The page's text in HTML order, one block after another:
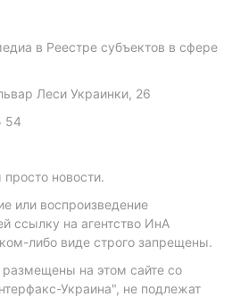
в Реестре субъектов в сфере
Леси Украинки, 26
54
новости.
или воспроизведение
ссылку на агентство ИнА
либо виде строго запрещены.
на этом сайте со
Украина", не подлежат